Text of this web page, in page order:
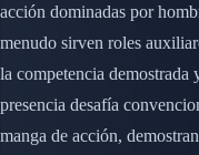
acción dominadas por
menudo sirven roles
la competencia demostrada
presencia desafía
manga de acción,